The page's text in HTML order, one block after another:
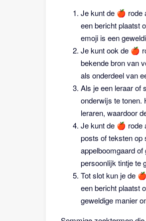
Je kunt de 🍎 rode
een bericht plaatst
emoji is een
Je kunt ook de 🍎
bekende bron van
als onderdeel van
Als je een leraar of
onderwijs te tonen.
leraren, waardoor
Je kunt de 🍎 rode
posts of teksten op
appelboomgaard
persoonlijk tintje te
Tot slot kun je de
een bericht plaatst
geweldige manier